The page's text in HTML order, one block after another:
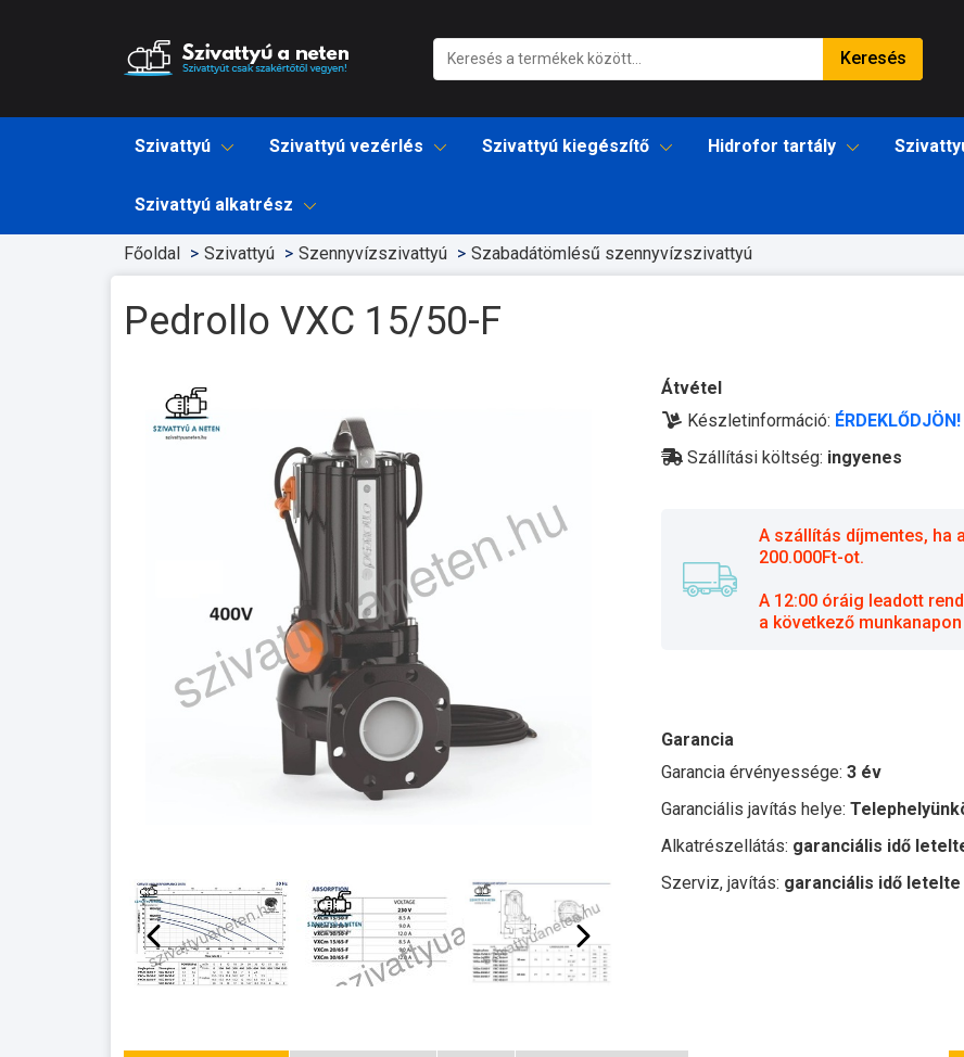
Keresés
Szivattyú Szivattyú vezérlés Szivattyú kiegészítő Hidrofor tartály
Szivattyú alkatrész
Főoldal Szivattyú Szennyvízszivattyú Szabadátömlésű szennyvízszivattyú
Pedrollo VXC 15/50-F
Átvétel
Készletinformáció: ÉRDEKLŐDJÖN!
Szállítási költség: ingyenes
A szállítás díjmentes, ha
200.000Ft-ot.
A 12:00 óráig leadott
a következő
Garancia
Garancia érvényessége: 3 év
Garanciális javítás helye:
Alkatrészellátás: garanciális idő
Szerviz, javítás: garanciális idő letelte